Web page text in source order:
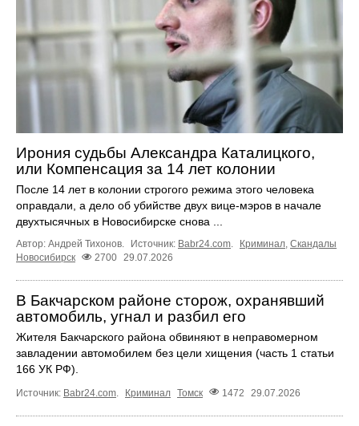
Ирония судьбы Александра Каталицкого,
или Компенсация за 14 лет колонии
После 14 лет в колонии строгого режима этого человека
оправдали, а дело об убийстве двух вице-мэров в начале
двухтысячных в Новосибирске снова ...
Автор: Андрей Тихонов. Источник: Babr24.com. Криминал, Скандалы
Новосибирск
2700 29.07.2026
В Бакчарском районе сторож, охранявший
автомобиль, угнал и разбил его
Жителя Бакчарского района обвиняют в неправомерном
завладении автомобилем без цели хищения (часть 1 статьи
166 УК РФ).
Источник: Babr24.com Криминал Томск 1472 29.07.2026